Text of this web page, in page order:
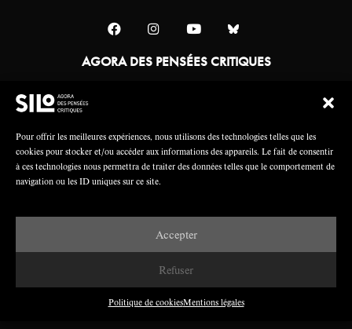
Pour offrir les meilleures expériences, nous utilisons des technologies telles que les
cookies pour stocker et/ou accéder aux informations des appareils. Le fait de consentir
à ces technologies nous permettra de traiter des données telles que le comportement de
navigation ou les ID uniques sur ce site.
Accepter
Refuser
Politique de cookiesMentions légales
AGORA DES PENSÉES CRITIQUES